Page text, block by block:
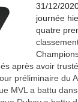
31/12/
journée
quatre
après avoir
préliminaire du
MVL a battu